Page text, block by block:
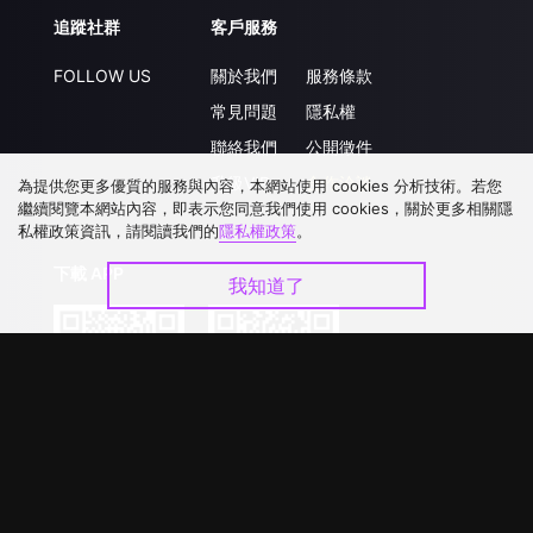
追蹤社群
FOLLOW US
客戶服務
關於我們
常見問題
聯絡我們
升級VIP
服務條款
隱私權
公開徵件
合作洽談
為提供您更多優質的服務與內容，本網站使用 cookies 分析技術。若您
繼續閱覽本網站內容，即表示您同意我們使用 cookies，關於更多相關隱
私權政策資訊，請閱讀我們的隱私權政策。
我知道了